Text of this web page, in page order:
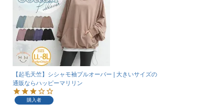
【起毛天竺】シシャモ袖プルオーバー | 大きいサイズの
通販ならハッピーマリリン
購入者